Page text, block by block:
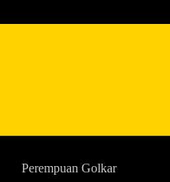
Perempuan Golkar